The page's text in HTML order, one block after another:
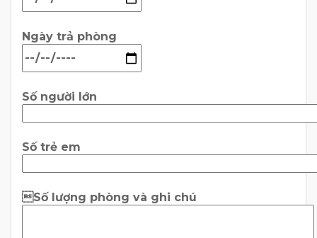
Ngày trả phòng
Số người lớn
Số trẻ em
Số lượng phòng và ghi chú